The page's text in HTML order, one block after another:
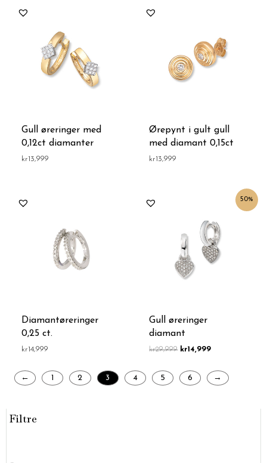
Filtre
Gull øreringer med
0,12ct diamanter
kr13,999
Ørepynt i gult gull
med diamant 0,15ct
kr13,999
Diamantøreringer
0,25 ct.
kr14,999
50%
Gull øreringer
diamant
kr29,999
kr29,999.
kr14,999
Nåværende
kr14,999.
← 1 2 3 4 5 6 →